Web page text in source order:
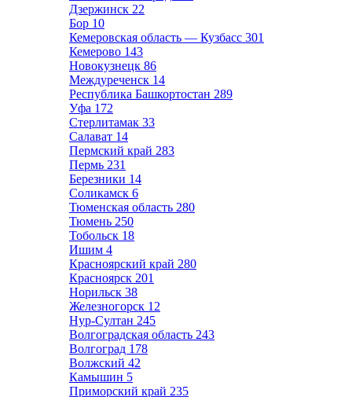
Дзержинск 22
Бор 10
Кемеровская область — Кузбасс 301
Кемерово 143
Новокузнецк 86
Междуреченск 14
Республика Башкортостан 289
Уфа 172
Стерлитамак 33
Салават 14
Пермский край 283
Пермь 231
Березники 14
Соликамск 6
Тюменская область 280
Тюмень 250
Тобольск 18
Ишим 4
Красноярский край 280
Красноярск 201
Норильск 38
Железногорск 12
Нур-Султан 245
Волгоградская область 243
Волгоград 178
Волжский 42
Камышин 5
Приморский край 235